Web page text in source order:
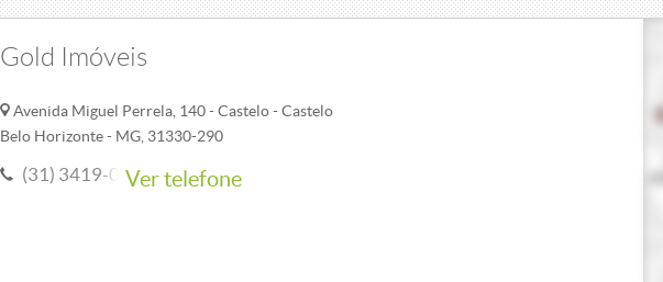
Gold Imóveis
Avenida Miguel Perrela, 140 - Castelo - Castelo
Belo Horizonte - MG, 31330-290
(31) 3419-0202 (31) 98652-2812
Ver telefone